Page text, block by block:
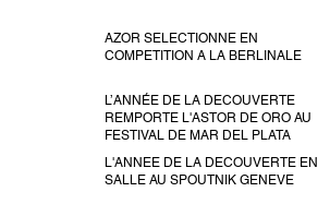
AZOR SELECTIONNE EN
COMPETITION A LA BERLINALE
L’ANNÉE DE LA DECOUVERTE
REMPORTE L'ASTOR DE ORO AU
FESTIVAL DE MAR DEL PLATA
L'ANNEE DE LA DECOUVERTE EN
SALLE AU SPOUTNIK GENEVE